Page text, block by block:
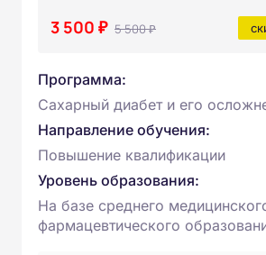
3 500 ₽ 5 500 ₽
Программа:
Сахарный диабет и его
Направление обучения:
Повышение квалификации
Уровень образования:
На базе среднего
фармацевтического